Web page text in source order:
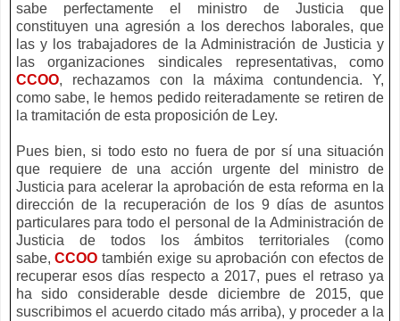
sabe perfectamente el ministro de Justicia que
constituyen una agresión a los derechos laborales, que
las y los trabajadores de la Administración de Justicia y
las organizaciones sindicales representativas, como
CCOO, rechazamos con la máxima contundencia. Y,
como sabe, le hemos pedido reiteradamente se retiren de
la tramitación de esta proposición de Ley.
Pues bien, si todo esto no fuera de por sí una situación
que requiere de una acción urgente del ministro de
Justicia para acelerar la aprobación de esta reforma en la
dirección de la recuperación de los 9 días de asuntos
particulares para todo el personal de la Administración de
Justicia de todos los ámbitos territoriales (como
sabe,CCOO también exige su aprobación con efectos de
recuperar esos días respecto a 2017, pues el retraso ya
ha sido considerable desde diciembre de 2015, que
suscribimos el acuerdo citado más arriba), y proceder a la